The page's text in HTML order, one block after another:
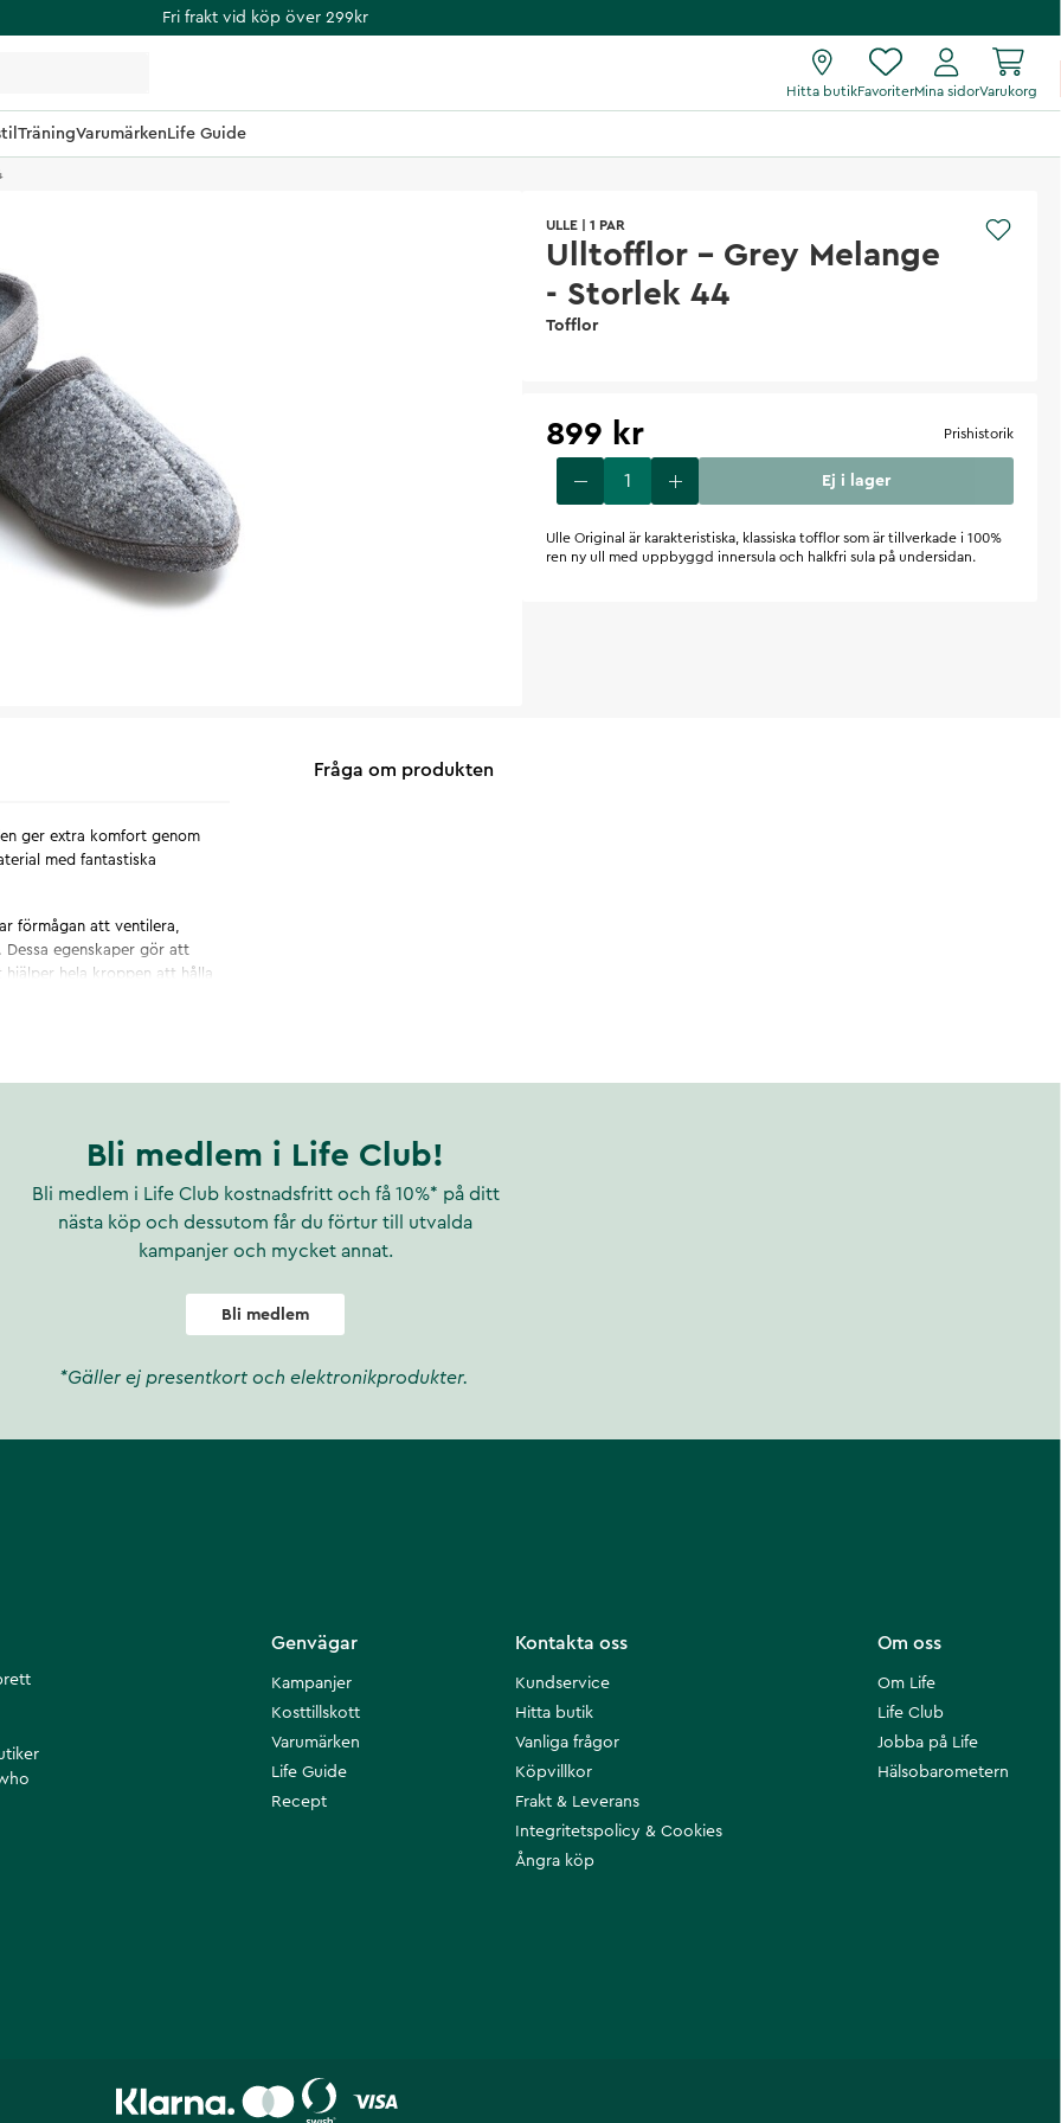
Fri frakt vid köp över 299kr
Hitta butikFavoriterMina sidorVarukorg
TräningVarumärkenLife Guide
ULLE 1 PAR
Ulltofflor - Grey Melange
- Storlek 44
Tofflor
899 kr Prishistorik
Ej i lager
Ulle Original är karakteristiska, klassiska tofflor som är tillverkade i 100%
ren ny ull med uppbyggd innersula och halkfri sula på undersidan.
ger extra komfort genom
med fantastiska
förmågan att ventilera,
egenskaper gör att
hela kroppen att hålla
dom fräscha.
filtsula med god
Fråga om produkten
Bli medlem i Life Club!
Bli medlem i Life Club kostnadsfritt och få 10%* på ditt
nästa köp och dessutom får du förtur till utvalda
kampanjer och mycket annat.
Bli medlem
*Gäller ej presentkort och elektronikprodukter.
Om oss
Om Life
Life Club
Jobba på Life
Hälsobarometern
Kontakta oss
Kundservice
Hitta butik
Vanliga frågor
Köpvillkor
Frakt & Leverans
Integritetspolicy & Cookies
Ångra köp
Genvägar
Kampanjer
Kosttillskott
Varumärken
Life Guide
Recept